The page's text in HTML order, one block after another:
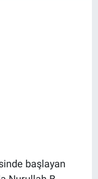
başlayan